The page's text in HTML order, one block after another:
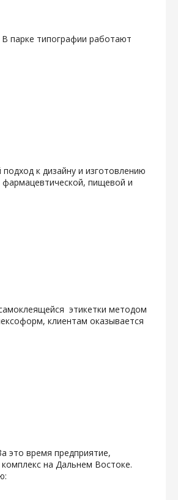
парке типографии работают
к дизайну и изготовлению
фармацевтической, пищевой и
этикетки методом
клиентам оказывается
это время предприятие,
на Дальнем Востоке.